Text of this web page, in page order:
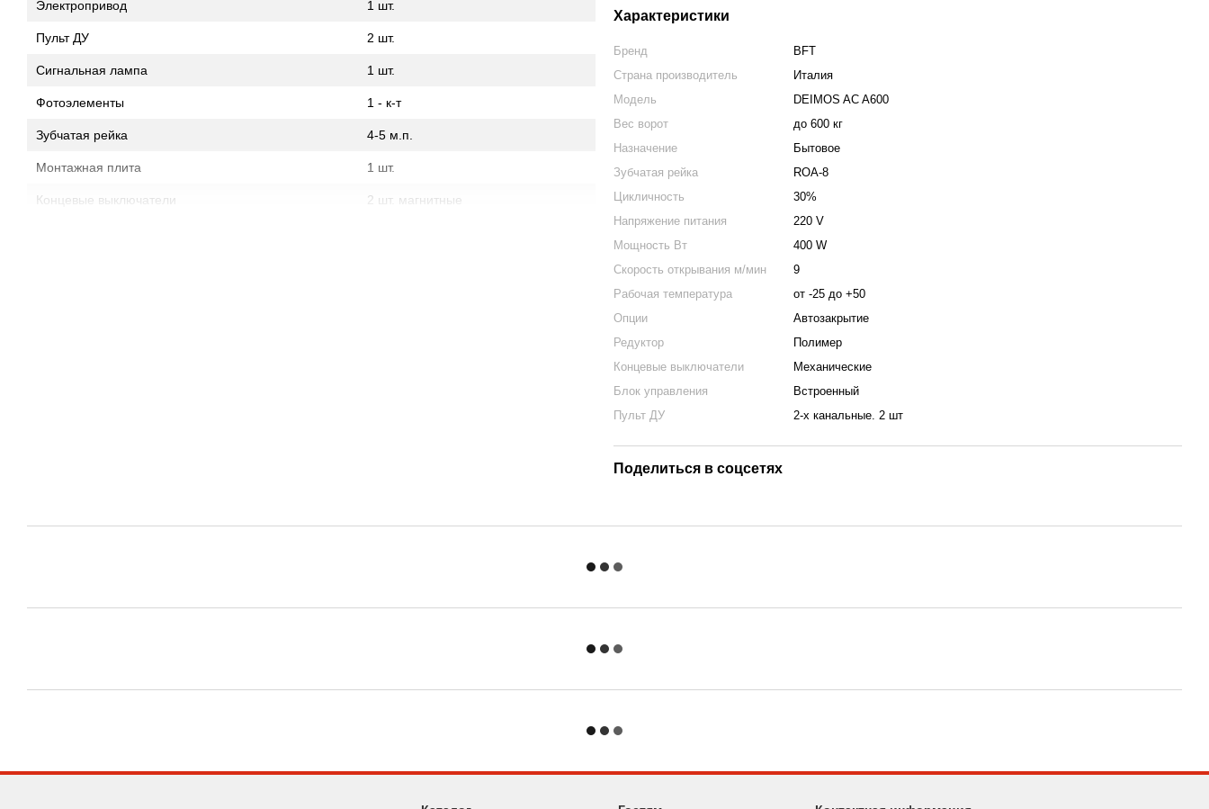
Электропривод 1 шт.
Пульт ДУ 2 шт.
Сигнальная лампа 1 шт.
Фотоэлементы 1 - к-т
Зубчатая рейка 4-5 м.п.
Монтажная плита 1 шт.
Концевые выключатели 2 шт. магнитные
капризов.
Характеристики
Бренд
BFT
Страна производитель
Италия
Модель
DEIMOS AC A600
Вес ворот
до 600 кг
Назначение
Бытовое
Зубчатая рейка
ROA-8
Цикличность
30%
Напряжение питания
220 V
Мощность Вт
400 W
Скорость открывания м/мин
9
Рабочая температура
от -25 до +50
Опции
Автозакрытие
Редуктор
Полимер
Концевые выключатели
Механические
Блок управления
Встроенный
Пульт ДУ
2-х канальные. 2 шт
Поделиться в соцсетях